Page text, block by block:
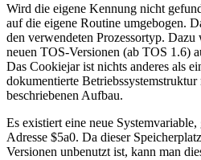
Wird die eigene Kennung nicht
auf die eigene Routine umgebogen.
den verwendeten Prozessortyp.
neuen TOS-Versionen (ab TOS 1.6)
Das Cookiejar ist nichts anderes als
dokumentierte
beschriebenen Aufbau.
Es existiert eine neue
Adresse $5a0. Da dieser
Versionen unbenutzt ist, kann man